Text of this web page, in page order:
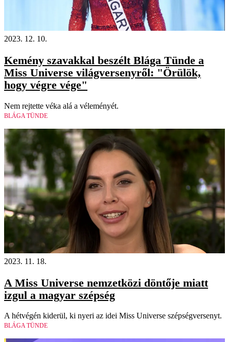
2023. 12. 10.
Kemény szavakkal beszélt Blága Tünde a
Miss Universe világversenyről: "Örülök,
hogy végre vége"
Nem rejtette véka alá a véleményét.
BLÁGA TÜNDE
2023. 11. 18.
A Miss Universe nemzetközi döntője miatt
izgul a magyar szépség
A hétvégén kiderül, ki nyeri az idei Miss Universe szépségversenyt.
BLÁGA TÜNDE